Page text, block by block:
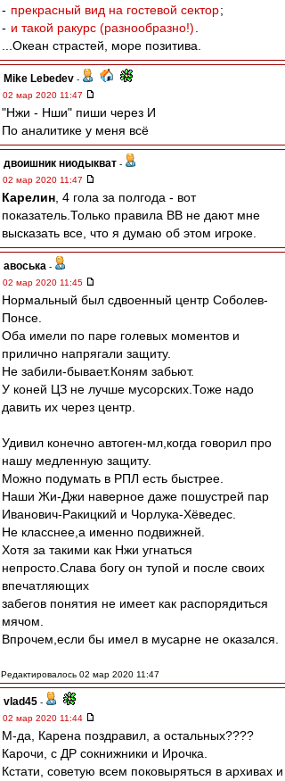
- прекрасный вид на гостевой сектор;
- и такой ракурс (разнообразно!)
...Океан страстей, море позитива.
Mike Lebedev -
02 мар 2020 11:47
"Нжи - Нши" пиши через И
По аналитике у меня всё
двоишник ниодыкват -
02 мар 2020 11:47
Карелин , 4 гола за полгода - вот
показатель.Только правила ВВ не дают мне
высказать все, что я думаю об этом игроке.
авоська -
02 мар 2020 11:45
Нормальный был сдвоенный центр Соболев-
Понсе.
Оба имели по паре голевых моментов и
прилично напрягали защиту.
Не забили-бывает.Коням забьют.
У коней ЦЗ не лучше мусорских.Тоже надо
давить их через центр.
Удивил конечно автоген-мл,когда говорил про
нашу медленную защиту.
Можно подумать в РПЛ есть быстрее.
Наши Жи-Джи наверное даже пошустрей пар
Иванович-Ракицкий и Чорлука-Хёведес.
Не класснее,а именно подвижней.
Хотя за такими как Нжи угнаться
непросто.Слава богу он тупой и после своих
впечатляющих
забегов понятия не имеет как распорядиться
мячом.
Впрочем,если бы имел в мусарне не оказался.
Редактировалось 02 мар 2020 11:47
vlad45 -
02 мар 2020 11:44
М-да, Карена поздравил, а остальных????
Карочи, с ДР сокнижники и Ирочка.
Кстати, советую всем поковыряться в архивах и